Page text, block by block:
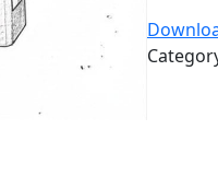
c
k